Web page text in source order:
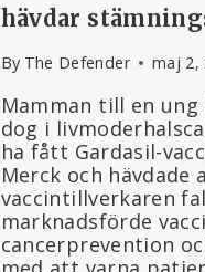
hävdar
By The Defender maj 2,
Mamman till en ung
dog i
ha fått Gardasil-
Merck och hävdade
vaccintillverkaren
marknadsförde
cancerprevention